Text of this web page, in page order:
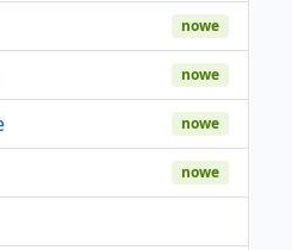
nowe
nowe
nowe
nowe